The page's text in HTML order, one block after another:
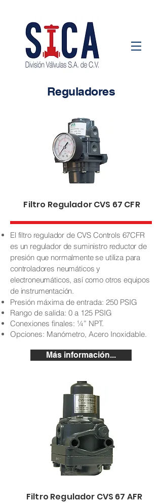
Reguladores
Filtro Regulador CVS 67 CFR
El filtro regulador de CVS Controls 67CFR
es un regulador de suministro reductor de
presión que normalmente se utiliza para
controladores neumáticos y
electroneumáticos, así como otros equipos
de instrumentación.
Presión máxima de entrada: 250 PSIG
Rango de salida: 0 a 125 PSIG
Conexiones finales: ¼” NPT.
Opciones: Manómetro, Acero Inoxidable.
Más información...
Filtro Regulador CVS 67 AFR